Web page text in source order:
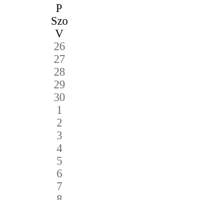
P
Szo
V
26
27
28
29
30
1
2
3
4
5
6
7